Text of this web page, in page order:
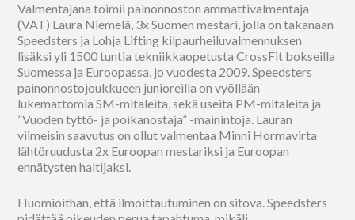
Valmentajana toimii painonnoston ammattivalmentaja
(VAT) Laura Niemelä, 3x Suomen mestari, jolla on takanaan
Speedsters ja Lohja Lifting kilpaurheiluvalmennuksen
lisäksi yli 1500 tuntia tekniikkaopetusta CrossFit bokseilla
Suomessa ja Euroopassa, jo vuodesta 2009. Speedsters
painonnostojoukkueen junioreilla on vyöllään
lukemattomia SM-mitaleita, sekä useita PM-mitaleita ja
”Vuoden tyttö- ja poikanostaja” -mainintoja. Lauran
viimeisin saavutus on ollut valmentaa Minni Hormavirta
lähtöruudusta 2x Euroopan mestariksi ja Euroopan
ennätysten haltijaksi.
Huomioithan, että ilmoittautuminen on sitova. Speedsters